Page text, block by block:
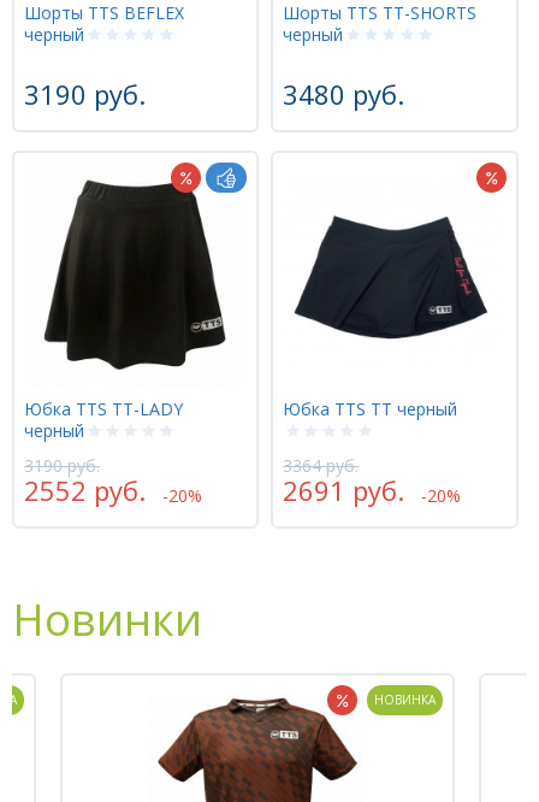
Шорты TTS BEFLEX
черный
3190 руб.
Шорты TTS TT-SHORTS
черный
3480 руб.
Юбка TTS TT-LADY
черный
3190 руб.
2552 руб. -20%
Юбка TTS TT черный
3364 руб.
2691 руб. -20%
Новинки
НОВИНКА